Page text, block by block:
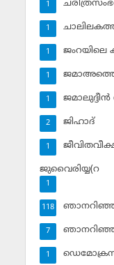
1
1
ജംറയിലെ
1
1
1
ജിഹാദ്‌
2
1
ജുവൈരിയ്യ(റ
1
118
7
1